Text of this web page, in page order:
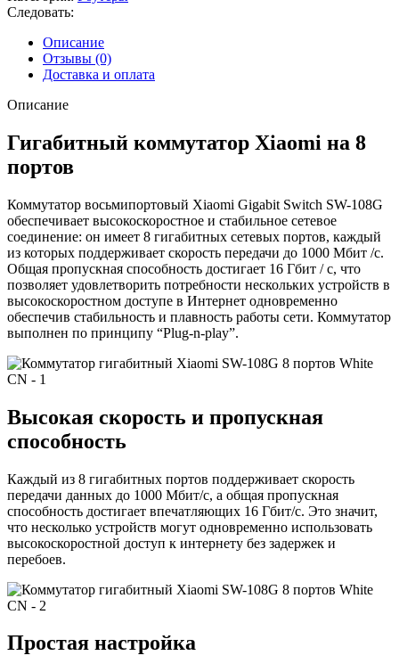
Следовать:
Описание
Отзывы (0)
Доставка и оплата
Описание
Гигабитный коммутатор Xiaomi на 8
портов
Коммутатор восьмипортовый Xiaomi Gigabit Switch SW-108G
обеспечивает высокоскоростное и стабильное сетевое
соединение: он имеет 8 гигабитных сетевых портов, каждый
из которых поддерживает скорость передачи до 1000 Мбит /с.
Общая пропускная способность достигает 16 Гбит / с, что
позволяет удовлетворить потребности нескольких устройств в
высокоскоростном доступе в Интернет одновременно
обеспечив стабильность и плавность работы сети. Коммутатор
выполнен по принципу “Plug-n-play”.
Высокая скорость и пропускная
способность
Каждый из 8 гигабитных портов поддерживает скорость
передачи данных до 1000 Мбит/с, а общая пропускная
способность достигает впечатляющих 16 Гбит/с. Это значит,
что несколько устройств могут одновременно использовать
высокоскоростной доступ к интернету без задержек и
перебоев.
Простая настройка